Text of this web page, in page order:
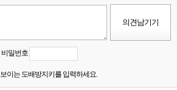
비밀번호
보이는 도배방지키를 입력하세요.